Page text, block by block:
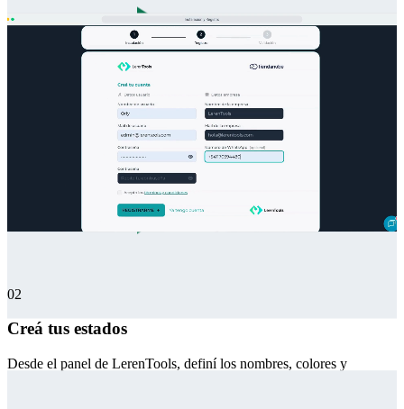
02
Creá tus estados
Desde el panel de LerenTools, definí los nombres, colores y